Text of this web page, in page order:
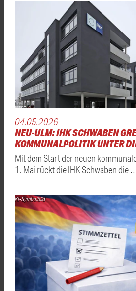
04.05.2026
NEU-ULM: IHK SCHWABEN
KOMMUNALPOLITIK UNTER
Mit dem Start der neuen
1. Mai rückt die IHK Schwaben die …
KI-Symbolbild